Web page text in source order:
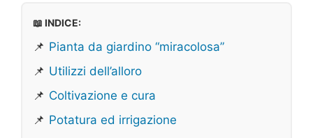
📖 INDICE:
📌 Pianta da giardino “miracolosa”
📌 Utilizzi dell’alloro
📌 Coltivazione e cura
📌 Potatura ed irrigazione